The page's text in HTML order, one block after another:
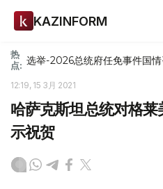
KAZINFORM
热
点: 选举-2026总统府任免事件国
12:19, 15 3月 2021
哈萨克斯坦总统对格
示祝贺